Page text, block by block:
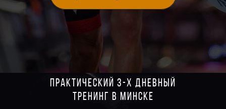
практический 3-х ДНЕВНЫЙ
тренинг В МИНСКЕ